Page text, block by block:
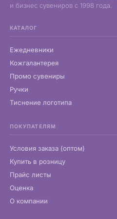
и бизнес сувениров с 1998 года.
КАТАЛОГ
Ежедневники
Кожгалантерея
Промо сувениры
Ручки
Тиснение логотипа
ПОКУПАТЕЛЯМ
Условия заказа (оптом)
Купить в розницу
Прайс листы
Оценка
О компании